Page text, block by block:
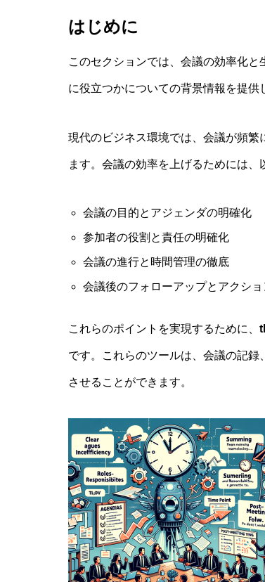
はじめに
このセクションでは、会議の効率化と
に役立つかについての背景情報を提供
現代のビジネス環境では、会議が頻
ます。会議の効率を上げるためには、
会議の目的とアジェンダの明確化
参加者の役割と責任の明確化
会議の進行と時間管理の徹底
会議後のフォローアップとアクシ
これらのポイントを実現するために、
です。これらのツールは、会議の記
させることができます。